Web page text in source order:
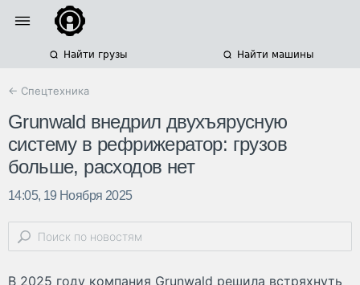
Найти грузы Найти машины
← Спецтехника
Grunwald внедрил двухъярусную
систему в рефрижератор: грузов
больше, расходов нет
14:05, 19 Ноября 2025
В 2025 году компания Grunwald решила встряхнуть